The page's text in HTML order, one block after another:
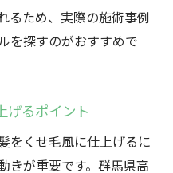
なメンズパーマの種
るくせ毛風スタイル
パーマ提案とは
身する新しい選択肢
るため、実際の施術事例
を探すのがおすすめで
げるポイント
をくせ毛風に仕上げるに
きが重要です。群馬県高